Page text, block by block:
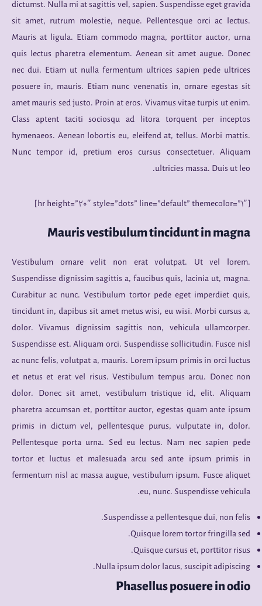
dictumst. Nulla mi at sagittis vel, sapien. Suspendisse eget gravida
sit amet, rutrum molestie, neque. Pellentesque orci ac lectus.
Mauris at ligula. Etiam commodo magna, porttitor auctor, urna
quis lectus pharetra elementum. Aenean sit amet augue. Donec
nec dui. Etiam ut nulla fermentum ultrices sapien pede ultrices
posuere in, mauris. Etiam nunc venenatis in, ornare egestas sit
amet mauris sed justo. Proin at eros. Vivamus vitae turpis ut enim.
Class aptent taciti sociosqu ad litora torquent per inceptos
hymenaeos. Aenean lobortis eu, eleifend at, tellus. Morbi mattis.
Nunc tempor id, pretium eros cursus consectetuer. Aliquam
ultricies massa. Duis ut leo.
[hr height=”۲۰″ style=”dots” line=”default” themecolor=”۱″]
Mauris vestibulum tincidunt in magna
Vestibulum ornare velit non erat volutpat. Ut vel lorem.
Suspendisse dignissim sagittis a, faucibus quis, lacinia ut, magna.
Curabitur ac nunc. Vestibulum tortor pede eget imperdiet quis,
tincidunt in, dapibus sit amet metus wisi, eu wisi. Morbi cursus a,
dolor. Vivamus dignissim sagittis non, vehicula ullamcorper.
Suspendisse est. Aliquam orci. Suspendisse sollicitudin. Fusce nisl
ac nunc felis, volutpat a, mauris. Lorem ipsum primis in orci luctus
et netus et erat vel risus. Vestibulum tempus arcu. Donec non
dolor. Donec sit amet, vestibulum tristique id, elit. Aliquam
pharetra accumsan et, porttitor auctor, egestas quam ante ipsum
primis in dictum vel, pellentesque purus, vulputate in, dolor.
Pellentesque porta urna. Sed eu lectus. Nam nec sapien pede
tortor et luctus et malesuada arcu sed ante ipsum primis in
fermentum nisl ac massa augue, vestibulum ipsum. Fusce aliquet
eu, nunc. Suspendisse vehicula.
Suspendisse a pellentesque dui, non felis.
Quisque lorem tortor fringilla sed.
Quisque cursus et, porttitor risus.
Nulla ipsum dolor lacus, suscipit adipiscing.
Phasellus posuere in odio